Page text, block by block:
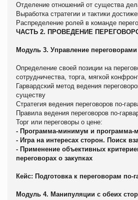
Отделение отношений от существа
Выработка стратегии и тактики
Распределение ролей в команде
ЧАСТЬ 2. ПРОВЕДЕНИЕ
Модуль 3. Управление переговорами
Определение своей позиции на
сотрудничества, торга, мягкой
Гарвардский метод ведения
существу
Стратегия ведения переговоров по-
Правила ведения переговоров по-
Торг или переговоры о цене:
- Программа-минимум и программа-
- Игра на интересах сторон. Поиск
- Применение объективных
переговорах о закупках
Кейс: Подготовка к переговорам по-
Модуль 4. Манипуляции с обеих